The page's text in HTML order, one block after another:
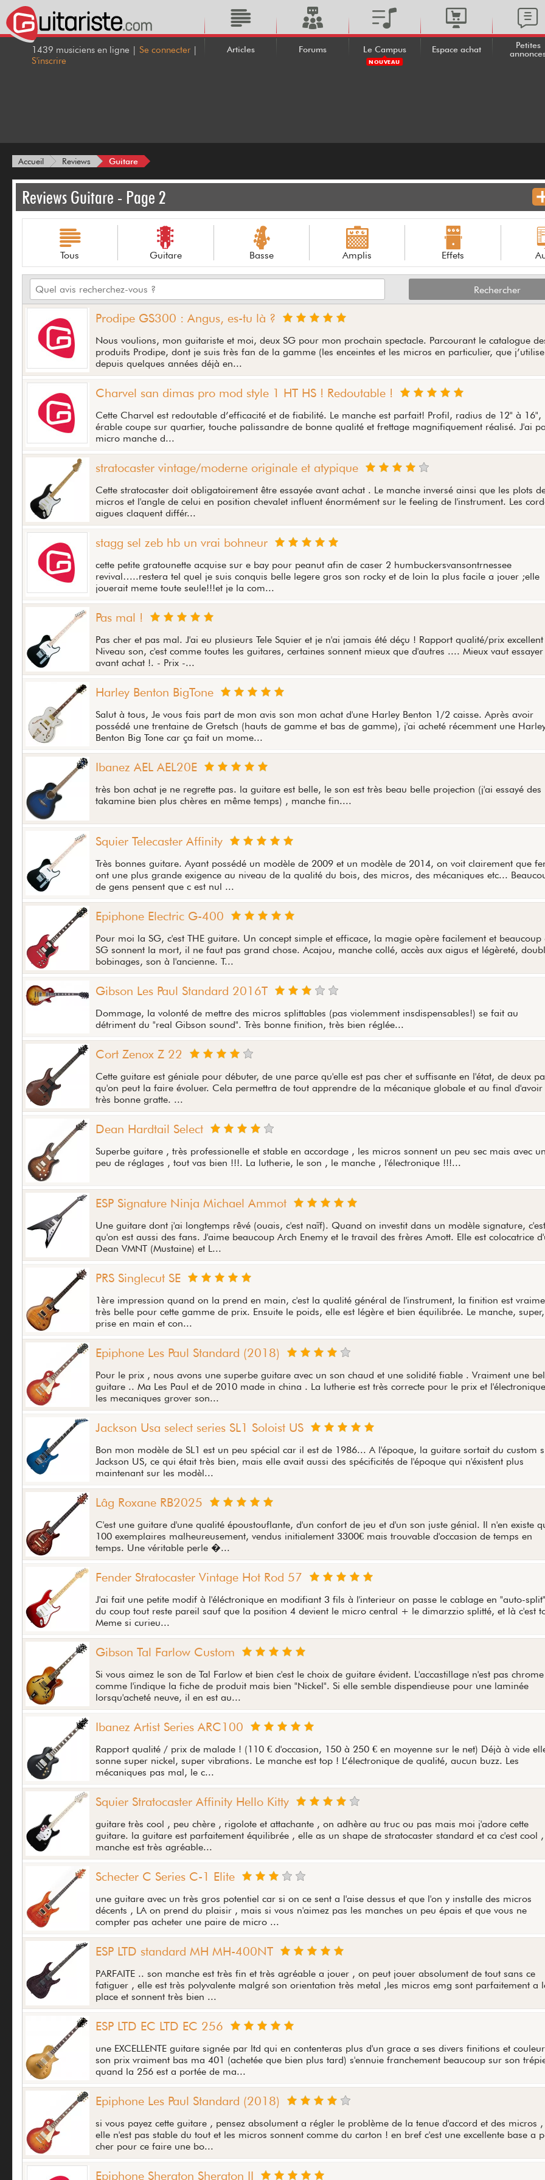
1439 musiciens en ligne | Se connecter |
S'inscrire
Articles Forums Le Campus
NOUVEAU
Espace achat
Petites
Accueil Reviews Guitare
Reviews Guitare - Page 2
Tous Guitare Basse Amplis Effets
Prodipe GS300 : Angus, es-tu là ?
Nous voulions, mon guitariste et moi, deux SG pour mon prochain spectacle. Parcourant le catalogue
produits Prodipe, dont je suis très fan de la gamme (les enceintes et les micros en particulier, que j’utilise
depuis quelques années déjà en...
Charvel san dimas pro mod style 1 HT HS ! Redoutable !
Cette Charvel est redoutable d’efficacité et de fiabilité. Le manche est parfait! Profil, radius de 12" à 16",
érable coupe sur quartier, touche palissandre de bonne qualité et frettage magnifiquement réalisé. J'ai
micro manche d...
stratocaster vintage/moderne originale et atypique
Cette stratocaster doit obligatoirement être essayée avant achat . Le manche inversé ainsi que les plots
micros et l'angle de celui en position chevalet influent énormément sur le feeling de l'instrument. Les
aigues claquent différ...
stagg sel zeb hb un vrai bohneur
cette petite gratounette acquise sur e bay pour peanut afin de caser 2 humbuckersvansontrnessee
revival…..restera tel quel je suis conquis belle legere gros son rocky et de loin la plus facile a jouer ;elle
jouerait meme toute seule!!!et je la com...
Pas mal !
Pas cher et pas mal. J'ai eu plusieurs Tele Squier et je n'ai jamais été déçu ! Rapport qualité/prix
Niveau son, c'est comme toutes les guitares, certaines sonnent mieux que d'autres .... Mieux vaut essayer
avant achat !. - Prix -...
Harley Benton BigTone
Salut à tous, Je vous fais part de mon avis son mon achat d'une Harley Benton 1/2 caisse. Après avoir
possédé une trentaine de Gretsch (hauts de gamme et bas de gamme), j'ai acheté récemment une
Benton Big Tone car ça fait un mome...
Ibanez AEL AEL20E
très bon achat je ne regrette pas. la guitare est belle, le son est très beau belle projection (j'ai essayé des
takamine bien plus chères en même temps) , manche fin....
Squier Telecaster Affinity
Très bonnes guitare. Ayant possédé un modèle de 2009 et un modèle de 2014, on voit clairement que
ont une plus grande exigence au niveau de la qualité du bois, des micros, des mécaniques etc...
de gens pensent que c est nul ...
Epiphone Electric G-400
Pour moi la SG, c'est THE guitare. Un concept simple et efficace, la magie opère facilement et beaucoup
SG sonnent la mort, il ne faut pas grand chose. Acajou, manche collé, accès aux aigus et légèreté,
bobinages, son à l'ancienne. T...
Gibson Les Paul Standard 2016T
Dommage, la volonté de mettre des micros splittables (pas violemment insdispensables!) se fait au
détriment du "real Gibson sound". Très bonne finition, très bien réglée...
Cort Zenox Z 22
Cette guitare est géniale pour débuter, de une parce qu'elle est pas cher et suffisante en l'état, de deux
qu'on peut la faire évoluer. Cela permettra de tout apprendre de la mécanique globale et au final d'avoir
très bonne gratte. ...
Dean Hardtail Select
Superbe guitare , très professionelle et stable en accordage , les micros sonnent un peu sec mais avec
peu de réglages , tout vas bien !!!. La lutherie, le son , le manche , l'électronique !!!...
ESP Signature Ninja Michael Ammot
Une guitare dont j'ai longtemps rêvé (ouais, c'est naïf). Quand on investit dans un modèle signature, c'est
qu'on est aussi des fans. J'aime beaucoup Arch Enemy et le travail des frères Amott. Elle est colocatrice
Dean VMNT (Mustaine) et L...
PRS Singlecut SE
1ère impression quand on la prend en main, c'est la qualité général de l'instrument, la finition est
très belle pour cette gamme de prix. Ensuite le poids, elle est légère et bien équilibrée. Le manche, super,
prise en main et con...
Epiphone Les Paul Standard (2018)
Pour le prix , nous avons une superbe guitare avec un son chaud et une solidité fiable . Vraiment une
guitare .. Ma Les Paul et de 2010 made in china . La lutherie est très correcte pour le prix et
les mecaniques grover son...
Jackson Usa select series SL1 Soloist US
Bon mon modèle de SL1 est un peu spécial car il est de 1986... A l'époque, la guitare sortait du custom
Jackson US, ce qui était très bien, mais elle avait aussi des spécificités de l'époque qui n'éxistent plus
maintenant sur les modèl...
Lâg Roxane RB2025
C'est une guitare d'une qualité époustouflante, d'un confort de jeu et d'un son juste génial. Il n'en existe
100 exemplaires malheureusement, vendus initialement 3300€ mais trouvable d'occasion de temps en
temps. Une véritable perle �...
Fender Stratocaster Vintage Hot Rod 57
J'ai fait une petite modif à l'éléctronique en modifiant 3 fils à l'interieur on passe le cablage en "auto-
du coup tout reste pareil sauf que la position 4 devient le micro central + le dimarzzio splitté, et là c'est
Meme si curieu...
Gibson Tal Farlow Custom
Si vous aimez le son de Tal Farlow et bien c'est le choix de guitare évident. L'accastillage n'est pas chrome
comme l'indique la fiche de produit mais bien "Nickel". Si elle semble dispendieuse pour une laminée
lorsqu'acheté neuve, il en est au...
Ibanez Artist Series ARC100
Rapport qualité / prix de malade ! (110 € d'occasion, 150 à 250 € en moyenne sur le net) Déjà à vide
sonne super nickel, super vibrations. Le manche est top ! L’électronique de qualité, aucun buzz. Les
mécaniques pas mal, le c...
Squier Stratocaster Affinity Hello Kitty
guitare très cool , peu chère , rigolote et attachante , on adhère au truc ou pas mais moi j'adore cette
guitare. la guitare est parfaitement équilibrée , elle as un shape de stratocaster standard et ca c'est cool
manche est très agréable...
Schecter C Series C-1 Elite
une guitare avec un très gros potentiel car si on ce sent a l'aise dessus et que l'on y installe des micros
décents , LA on prend du plaisir , mais si vous n'aimez pas les manches un peu épais et que vous ne
compter pas acheter une paire de micro ...
ESP LTD standard MH MH-400NT
PARFAITE .. son manche est très fin et très agréable a jouer , on peut jouer absolument de tout sans ce
fatiguer , elle est très polyvalente malgré son orientation très metal ,les micros emg sont parfaitement a
place et sonnent très bien ...
ESP LTD EC LTD EC 256
une EXCELLENTE guitare signée par ltd qui en contenteras plus d'un grace a ses divers finitions et
son prix vraiment bas ma 401 (achetée que bien plus tard) s'ennuie franchement beaucoup sur son
quand la 256 est a portée de ma...
Epiphone Les Paul Standard (2018)
si vous payez cette guitare , pensez absolument a régler le problème de la tenue d'accord et des micros
elle n'est pas stable du tout et les micros sonnent comme du carton ! en bref c'est une excellente base a
cher pour ce faire une bo...
Epiphone Sheraton Sheraton II